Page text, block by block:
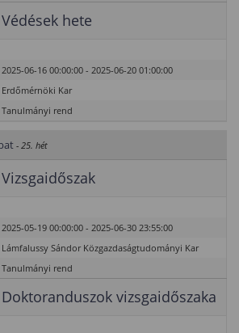
Védések hete
2025-06-16 00:00:00 - 2025-06-20 01:00:00
Erdőmérnöki Kar
Tanulmányi rend
- 25. hét
Vizsgaidőszak
2025-05-19 00:00:00 - 2025-06-30 23:55:00
Lámfalussy Sándor Közgazdaságtudományi Kar
Tanulmányi rend
Doktoranduszok vizsgaidőszaka